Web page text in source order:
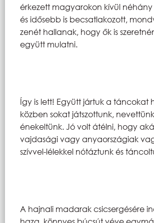
érkezett magyarokon kívül
és idősebb is becsatlakozott,
zenét hallanak, hogy ők is
együtt mulatni.
Így is lett! Együtt jártuk a táncokat
közben sokat játszottunk,
énekeltünk. Jó volt átélni, hogy
vajdasági vagy anyaországiak
szívvel-lélekkel nótáztunk és
A hajnali madarak csicsergésére